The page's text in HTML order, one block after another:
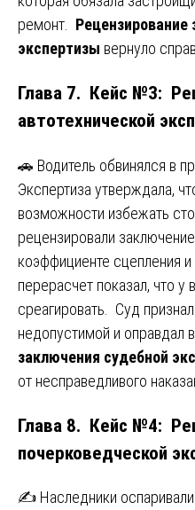
ремонт. Рецензирование
экспертизы вернуло
Глава 7. Кейс №3:
автотехнической
🚗 Водитель обвинялся в
Экспертиза утверждала,
возможности избежать
рецензировали
коэффициенте сцепления
перерасчет показал, что у
среагировать. Суд
недопустимой и оправдал
заключения судебной
от несправедливого
Глава 8. Кейс №4:
почерковедческой
✍️ Наследники